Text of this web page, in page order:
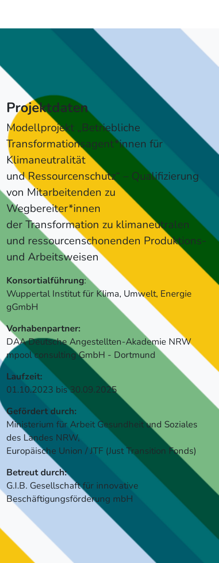
Projektdaten
Modellprojekt „Betriebliche
Transformationsagent*innen für
Klimaneutralität
und Ressourcenschutz“ – Qualifizierung
von Mitarbeitenden zu
Wegbereiter*innen
der Transformation zu klimaneutralen
und ressourcenschonenden Produktions-
und Arbeitsweisen
Konsortialführung:
Wuppertal Institut für Klima, Umwelt, Energie
gGmbH
Vorhabenpartner:
DAA Deutsche Angestellten-Akademie NRW
mpool consulting GmbH - Dortmund
Laufzeit:
01.10.2023 bis 30.09.2025
Gefördert durch:
Ministerium für Arbeit Gesundheit und Soziales
des Landes NRW,
Europäische Union / JTF (Just Transition Fonds)
Betreut durch:
G.I.B. Gesellschaft für innovative
Beschäftigungsförderung mbH